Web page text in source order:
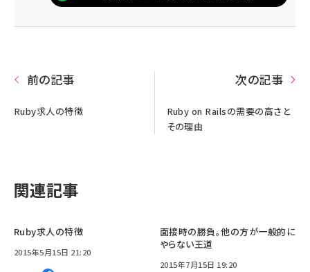
前の記事
Ruby求人の特徴
次の記事
Ruby on Railsの需要の高さと
その理由
関連記事
Ruby求人の特徴
2015年5月15日 21:20
面接時の勝負。他の方が一般的に
やらない王道
2015年7月15日 19:20